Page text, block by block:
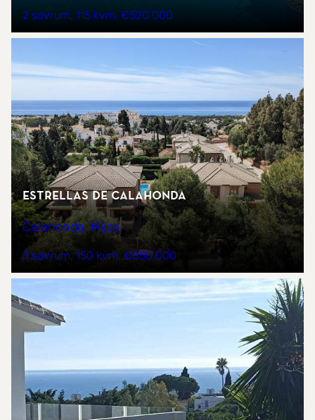
2 sovrum 115 kvm €520 000
Estrellas de Calahonda
Calahonda, Mijas
3 sovrum 150 kvm €850 000